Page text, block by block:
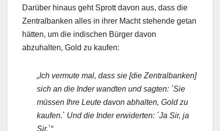
Darüber hinaus geht Sprott davon aus, dass die
Zentralbanken alles in ihrer Macht stehende getan
hätten, um die indischen Bürger davon
abzuhalten, Gold zu kaufen:
„Ich vermute mal, dass sie [die Zentralbanken]
sich an die Inder wandten und sagten: ´Sie
müssen Ihre Leute davon abhalten, Gold zu
kaufen.` Und die Inder erwiderten: ´Ja Sir, ja
Sir.`“